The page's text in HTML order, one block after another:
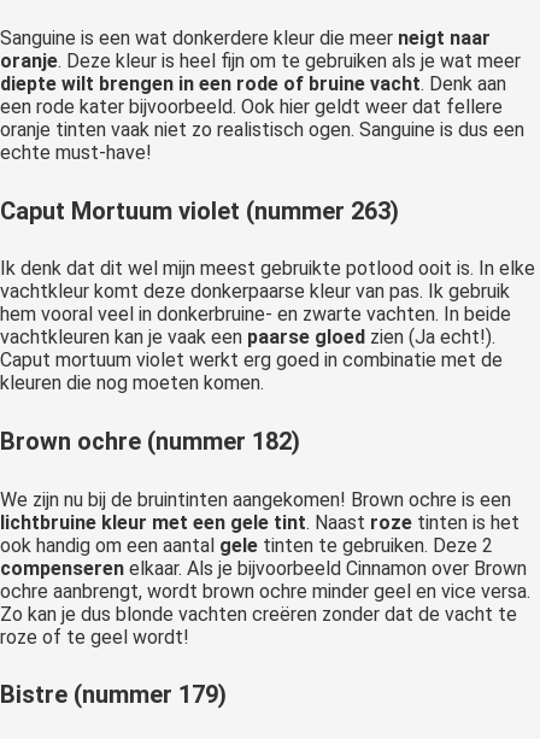
Sanguine is een wat donkerdere kleur die meer neigt naar
oranje. Deze kleur is heel fijn om te gebruiken als je wat meer
diepte wilt brengen in een rode of bruine vacht. Denk aan
een rode kater bijvoorbeeld. Ook hier geldt weer dat fellere
oranje tinten vaak niet zo realistisch ogen. Sanguine is dus een
echte must-have!
Caput Mortuum violet (nummer 263)
Ik denk dat dit wel mijn meest gebruikte potlood ooit is. In elke
vachtkleur komt deze donkerpaarse kleur van pas. Ik gebruik
hem vooral veel in donkerbruine- en zwarte vachten. In beide
vachtkleuren kan je vaak een paarse gloed zien (Ja echt!).
Caput mortuum violet werkt erg goed in combinatie met de
kleuren die nog moeten komen.
Brown ochre (nummer 182)
We zijn nu bij de bruintinten aangekomen! Brown ochre is een
lichtbruine kleur met een gele tint. Naast roze tinten is het
ook handig om een aantal gele tinten te gebruiken. Deze 2
compenseren elkaar. Als je bijvoorbeeld Cinnamon over Brown
ochre aanbrengt, wordt brown ochre minder geel en vice versa.
Zo kan je dus blonde vachten creëren zonder dat de vacht te
roze of te geel wordt!
Bistre (nummer 179)